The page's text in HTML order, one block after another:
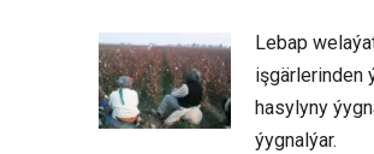
Lebap
işgärlerinden
hasylyny
ýygnalýar.